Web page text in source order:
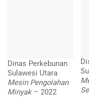
Dinas Perkebunan
Sulawesi Utara
Mesin Pengolahan
Minyak– 2022